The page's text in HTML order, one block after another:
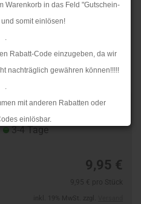
Warenkorb in das Feld "Gutschein-
somit einlösen!
.
Rabatt-Code einzugeben, da wir
nachträglich gewähren können!!!!!
.
mit anderen Rabatten oder
einlösbar.
.
längeren Lieferzeiten kommen.
3-4 Tage
9,95 €